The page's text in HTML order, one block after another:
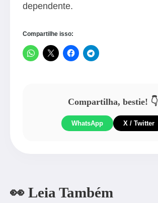
dependente.
Compartilhe isso:
Compartilha, bestie! 👇
WhatsApp X / Twitter
👀 Leia Também